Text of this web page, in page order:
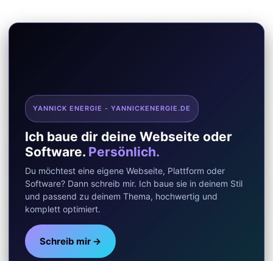
YANNICK ENERGIE - YANNICKENERGIE.DE
Ich baue dir deine Webseite oder
Software. Persönlich.
Du möchtest eine eigene Webseite, Plattform oder
Software? Dann schreib mir. Ich baue sie in deinem Stil
und passend zu deinem Thema, hochwertig und
komplett optimiert.
Schreib mir →